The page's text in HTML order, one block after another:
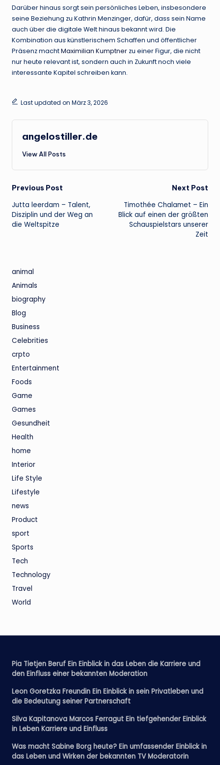
Darüber hinaus sorgt sein persönliches Leben, insbesondere
seine Beziehung zu Kathrin Menzinger, dafür, dass sein Name
auch über die digitale Welt hinaus bekannt wird. Die
Kombination aus künstlerischem Schaffen und öffentlicher
Präsenz machtMaximilian Kumptner zu einer Figur, die nicht
nur heute relevant ist, sondern auch in Zukunft noch viele
interessante Kapitel schreiben kann.
Last updated on März 3, 2026
angelostiller.de
View All Posts
Post
navigation
Previous Post
Jutta leerdam – Talent,
Disziplin und der Weg an
die Weltspitze
Next Post
Timothée Chalamet – Ein
Blick auf einen der größten
Schauspielstars unserer
Zeit
animal
Animals
biography
Blog
Business
Celebrities
crpto
Entertainment
Foods
Game
Games
Gesundheit
Health
home
Interior
Life Style
Lifestyle
news
Product
sport
Sports
Tech
Technology
Travel
World
Pia Tietjen Beruf Ein Einblick in das Leben die Karriere und
den Einfluss einer bekannten Moderation
Leon Goretzka Freundin Ein Einblick in sein Privatleben und
die Bedeutung seiner Partnerschaft
Silva Kapitanova Marcos Ferragut Ein tiefgehender Einblick
in Leben Karriere und Einfluss
Was macht Sabine Borg heute? Ein umfassender Einblick in
das Leben und Wirken der bekannten TV Moderatorin